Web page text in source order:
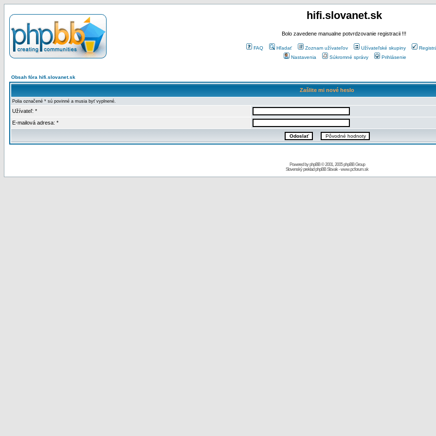
hifi.slovanet.sk
Bolo zavedene manualne potvrdzovanie registracii !!!
FAQ Hľadať Zoznam užívateľov Užívateľské skupiny
Nastavenia
Súkromné správy Prihlásenie
Obsah fóra hifi.slovanet.sk
Zašlite mi nové heslo
Polia označené * sú povinné a musia byť vyplnené.
Užívateľ: *
E-mailová adresa: *
Powered byphpBB© 2001, 2005 phpBB Group
Slovenský preklad phpBB Slovak-www.pcforum.sk